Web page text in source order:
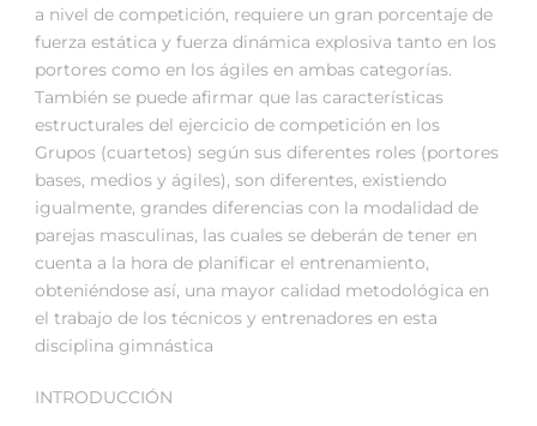
a nivel de competición, requiere un gran porcentaje de
fuerza estática y fuerza dinámica explosiva tanto en los
portores como en los ágiles en ambas categorías.
También se puede afirmar que las características
estructurales del ejercicio de competición en los
Grupos (cuartetos) según sus diferentes roles (portores
bases, medios y ágiles), son diferentes, existiendo
igualmente, grandes diferencias con la modalidad de
parejas masculinas, las cuales se deberán de tener en
cuenta a la hora de planificar el entrenamiento,
obteniéndose así, una mayor calidad metodológica en
el trabajo de los técnicos y entrenadores en esta
disciplina gimnástica
INTRODUCCIÓN